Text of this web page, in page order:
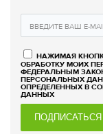
НАЖИМАЯ
ОБРАБОТКУ МОИХ
ФЕДЕРАЛЬНЫМ
ПЕРСОНАЛЬНЫХ
ОПРЕДЕЛЕННЫХ В
ДАННЫХ
ПОДПИСАТЬСЯ